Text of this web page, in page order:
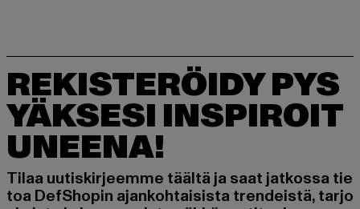
REKISTERÖIDY PYS
YÄKSESI INSPIROIT
UNEENA!
Tilaa uutiskirjeemme täältä ja saat jatkossa tie
toa DefShopin ajankohtaisista trendeistä, tarjo